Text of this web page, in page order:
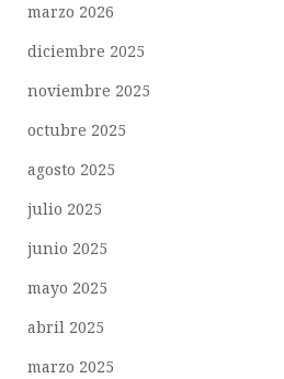
marzo 2026
diciembre 2025
noviembre 2025
octubre 2025
agosto 2025
julio 2025
junio 2025
mayo 2025
abril 2025
marzo 2025